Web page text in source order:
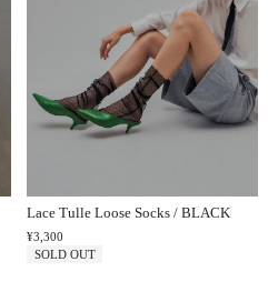
Lace Tulle Loose Socks / BLACK
¥3,300
SOLD OUT